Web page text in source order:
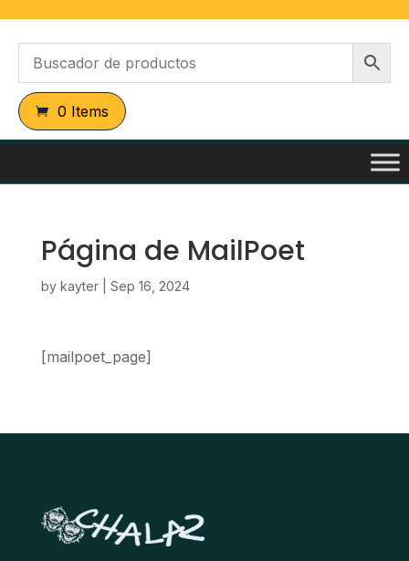
0 Items
Página de MailPoet
by kayter| Sep 16, 2024
[mailpoet_page]